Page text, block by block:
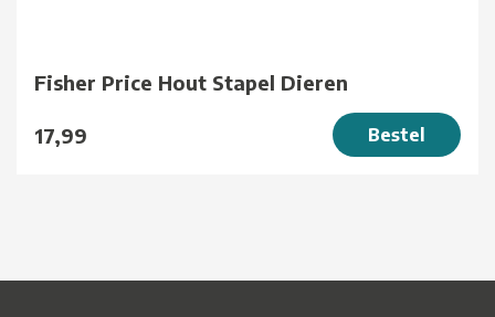
Fisher Price Hout Stapel Dieren
17,99 Bestel